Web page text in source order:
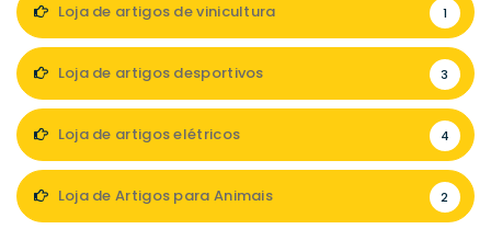
Loja de artigos de vinicultura 1
Loja de artigos desportivos 3
Loja de artigos elétricos 4
Loja de Artigos para Animais 2